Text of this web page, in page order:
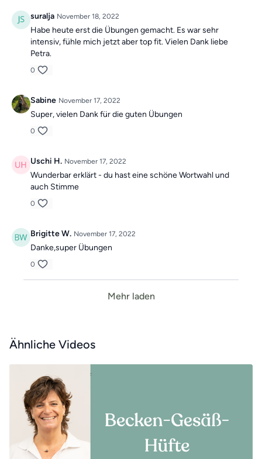
suralja November 18, 2022
Habe heute erst die Übungen gemacht. Es war sehr
intensiv, fühle mich jetzt aber top fit. Vielen Dank liebe
Petra.
0
Sabine November 17, 2022
Super, vielen Dank für die guten Übungen
0
Uschi H. November 17, 2022
Wunderbar erklärt - du hast eine schöne Wortwahl und
auch Stimme
0
Brigitte W. November 17, 2022
Danke,super Übungen
0
Mehr laden
Ähnliche Videos